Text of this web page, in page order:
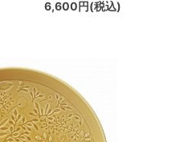
6,600円(税込)